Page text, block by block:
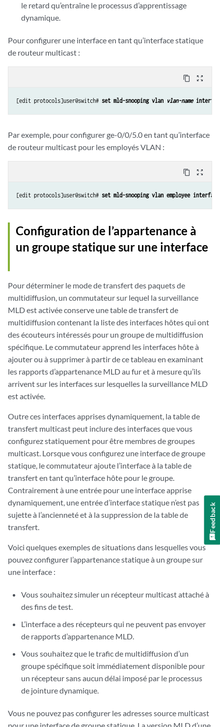
le retard qu’entraîne le processus d’apprentissage
dynamique.
Pour configurer une interface en tant qu’interface statique
de routeur multicast :
content_copy zoom_out_map
[edit protocols]user@switch# set mld-snooping vlan vlan-name
Par exemple, pour configurer ge-0/0/5.0 en tant qu’interface
de routeur multicast pour les employés VLAN :
content_copy zoom_out_map
[edit protocols]user@switch# set mld-snooping vlan employee
Configuration de l’appartenance à
un groupe statique sur une interface
Pour déterminer le mode de transfert des paquets de
multidiffusion, un commutateur sur lequel la surveillance
MLD est activée conserve une table de transfert de
multidiffusion contenant la liste des interfaces hôtes qui ont
des écouteurs intéressés pour un groupe de multidiffusion
spécifique. Le commutateur apprend les interfaces hôte à
ajouter ou à supprimer à partir de ce tableau en examinant
les rapports d’appartenance MLD au fur et à mesure qu’ils
arrivent sur les interfaces sur lesquelles la surveillance MLD
est activée.
Outre ces interfaces apprises dynamiquement, la table de
transfert multicast peut inclure des interfaces que vous
configurez statiquement pour être membres de groupes
multicast. Lorsque vous configurez une interface de groupe
statique, le commutateur ajoute l’interface à la table de
transfert en tant qu’interface hôte pour le groupe.
Contrairement à une entrée pour une interface apprise
dynamiquement, une entrée d’interface statique n’est pas
sujette à l’ancienneté et à la suppression de la table de
transfert.
Voici quelques exemples de situations dans lesquelles vous
pouvez configurer l’appartenance statique à un groupe sur
une interface :
Vous souhaitez simuler un récepteur multicast attaché à
des fins de test.
L’interface a des récepteurs qui ne peuvent pas envoyer
de rapports d’appartenance MLD.
Vous souhaitez que le trafic de multidiffusion d’un
groupe spécifique soit immédiatement disponible pour
un récepteur sans aucun délai imposé par le processus
de jointure dynamique.
Vous ne pouvez pas configurer les adresses source multicast
pour une interface de groupe statique. La version MLD d’une
Feedback